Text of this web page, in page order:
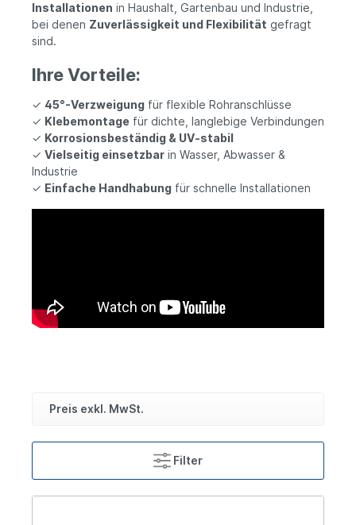
Installationen in Haushalt, Gartenbau und Industrie,
bei denen Zuverlässigkeit und Flexibilität gefragt
sind.
Ihre Vorteile:
✓ 45°-Verzweigung für flexible Rohranschlüsse
✓ Klebemontage für dichte, langlebige Verbindungen
✓ Korrosionsbeständig & UV-stabil
✓ Vielseitig einsetzbar in Wasser, Abwasser &
Industrie
✓ Einfache Handhabung für schnelle Installationen
Preis exkl. MwSt.
Filter